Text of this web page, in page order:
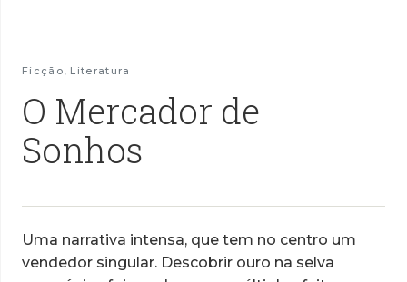
Ficção, Literatura
O Mercador de
Sonhos
Uma narrativa intensa, que tem no centro um
vendedor singular. Descobrir ouro na selva